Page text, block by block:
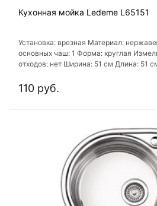
Кухонная мойка Ledeme L65151
Установка: врезная Материал:
основных чаш: 1 Форма: круглая
отходов: нет Ширина: 51 см Длина: 51
110 руб.